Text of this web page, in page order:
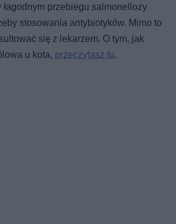
łagodnym przebiegu salmonellozy
stosowania antybiotyków. Mimo to
się z lekarzem. O tym, jak
u kota, przeczytasz tu.